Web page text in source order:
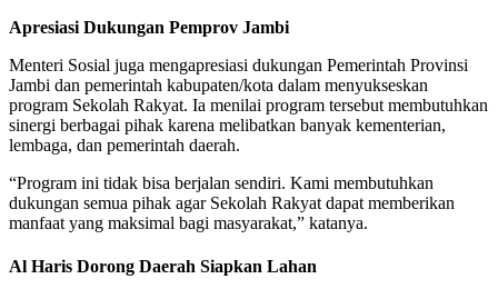
Apresiasi Dukungan Pemprov Jambi
Menteri Sosial juga mengapresiasi dukungan Pemerintah Provinsi
Jambi dan pemerintah kabupaten/kota dalam menyukseskan
program Sekolah Rakyat. Ia menilai program tersebut membutuhkan
sinergi berbagai pihak karena melibatkan banyak kementerian,
lembaga, dan pemerintah daerah.
“Program ini tidak bisa berjalan sendiri. Kami membutuhkan
dukungan semua pihak agar Sekolah Rakyat dapat memberikan
manfaat yang maksimal bagi masyarakat,” katanya.
Al Haris Dorong Daerah Siapkan Lahan